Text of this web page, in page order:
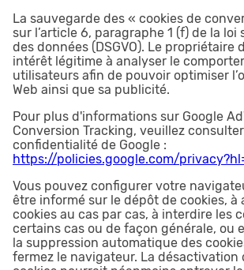
La sauvegarde des « cookies de
sur l’article 6, paragraphe 1 (f) de la
des données (DSGVO). Le propriétaire
intérêt légitime à analyser le
utilisateurs afin de pouvoir optimiser
Web ainsi que sa publicité.
Pour plus d'informations sur Google
Conversion Tracking, veuillez
confidentialité de Google :
https://policies.google.com/
Vous pouvez configurer votre
être informé sur le dépôt de cookies, à
cookies au cas par cas, à interdire les
certains cas ou de façon générale, ou
la suppression automatique des
fermez le navigateur. La désactivation